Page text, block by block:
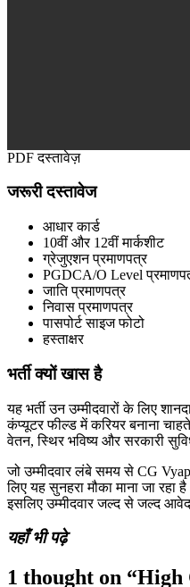
PDF दस्तावेज़
जरूरी दस्तावेज
आधार कार्ड
10वीं और 12वीं मार्कशीट
ग्रेजुएशन प्रमाणपत्र
PGDCA/O Level
जाति प्रमाणपत्र
निवास प्रमाणपत्र
पासपोर्ट साइज फोटो
हस्ताक्षर
भर्ती क्यों खास है
यह भर्ती उन उम्मीदवारों के लिए
कंप्यूटर फील्ड में करियर बनाना
वेतन, स्थिर भविष्य और सरकारी
जो उम्मीदवार लंबे समय से CG
लिए यह सुनहरा मौका माना जा
इसलिए उम्मीदवार जल्द से जल्द
यहाँ भी पढ़े
1 thought on